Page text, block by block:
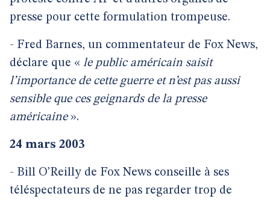
presse pour cette formulation trompeuse.
- Fred Barnes, un commentateur de Fox News,
déclare que « le public américain saisit
l’importance de cette guerre et n’est pas aussi
sensible que ces geignards de la presse
américaine».
24 mars 2003
- Bill O’Reilly de Fox News conseille à ses
téléspectateurs de ne pas regarder trop de